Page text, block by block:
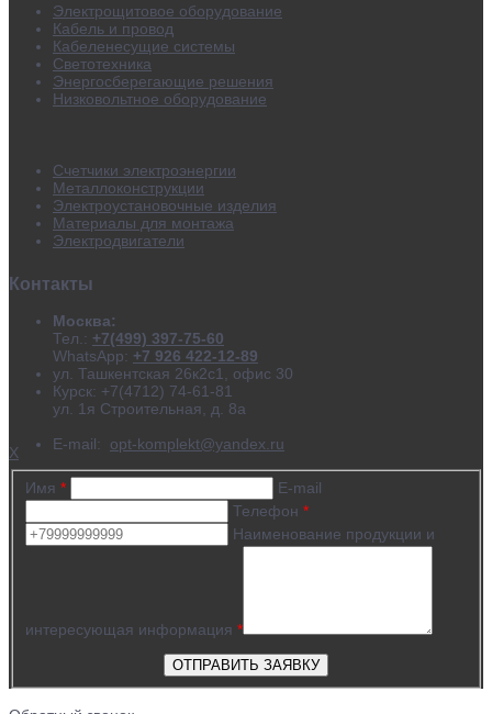
Электрощитовое оборудование
Кабель и провод
Кабеленесущие системы
Светотехника
Энергосберегающие решения
Низковольтное оборудование
Счетчики электроэнергии
Металлоконструкции
Электроустановочные изделия
Материалы для монтажа
Электродвигатели
Контакты
Москва:
Тел.: +7(499) 397-75-60
WhatsApp: +7 926 422-12-89
ул. Ташкентская 26к2с1, офис 30
Курск: +7(4712) 74-61-81
ул. 1я Строительная, д. 8а
E-mail: opt-komplekt@yandex.ru
X
Имя *
E-mail
Телефон *
Наименование продукции и
интересующая информация *